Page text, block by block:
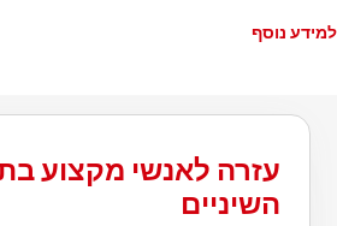
למידע נוסף
עזרה לאנשי מקצוע
השיניים